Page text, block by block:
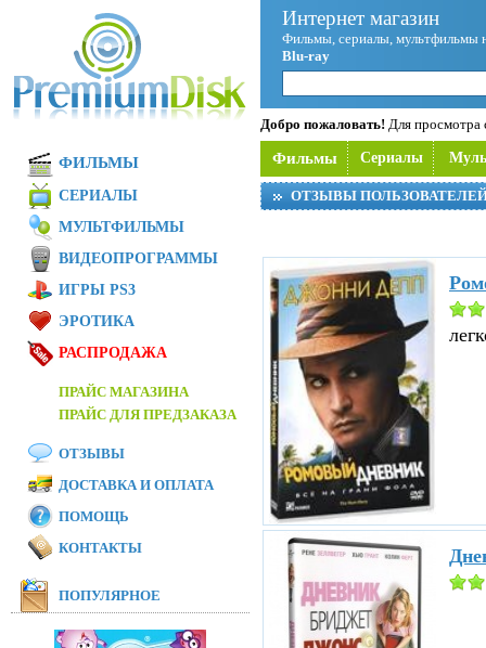
Интернет магазин
Фильмы, сериалы, мультфильмы
Blu-ray
Добро пожаловать! Для просмотра
Фильмы Сериалы
ОТЗЫВЫ
ФИЛЬМЫ
СЕРИАЛЫ
МУЛЬТФИЛЬМЫ
ВИДЕОПРОГРАММЫ
ИГРЫ PS3
ЭРОТИКА
РАСПРОДАЖА
ПРАЙС МАГАЗИНА
ПРАЙС ДЛЯ ПРЕДЗАКАЗА
ОТЗЫВЫ
ДОСТАВКА И ОПЛАТА
ПОМОЩЬ
КОНТАКТЫ
ПОПУЛЯРНОЕ